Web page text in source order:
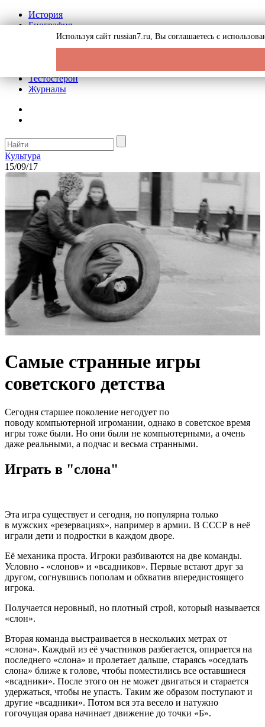
История
Биография
Криминал
Реклама на сайте
Тестостерон
Журналы
Культура
15/09/17
Самые странные игры
советского детства
Сегодня старшее поколение негодует по
поводу компьютерной игромании, однако в советское время
игры тоже были. Но они были не компьютерными, а очень
даже реальными, а подчас и весьма странными.
Играть в "cлона"
Эта игра существует и сегодня, но популярна только
в мужских «резервациях», например в армии. В СССР в неё
играли дети и подростки в каждом дворе.
Её механика проста. Игроки разбиваются на две команды.
Условно - «слонов» и «всадников». Первые встают друг за
другом, согнувшись пополам и обхватив впередистоящего
игрока.
Получается неровный, но плотный строй, который называется
«слон».
Вторая команда выстраивается в нескольких метрах от
«слона». Каждый из её участников разбегается, опирается на
последнего «слона» и пролетает дальше, стараясь «оседлать
слона» ближе к голове, чтобы поместились все оставшиеся
«всадники». После этого он не может двигаться и старается
удержаться, чтобы не упасть. Таким же образом поступают и
другие «всадники». Потом вся эта весело и натужно
гогочущая орава начинает движение до точки «Б».
Используя сайт russian7.ru, Вы соглашаетесь с